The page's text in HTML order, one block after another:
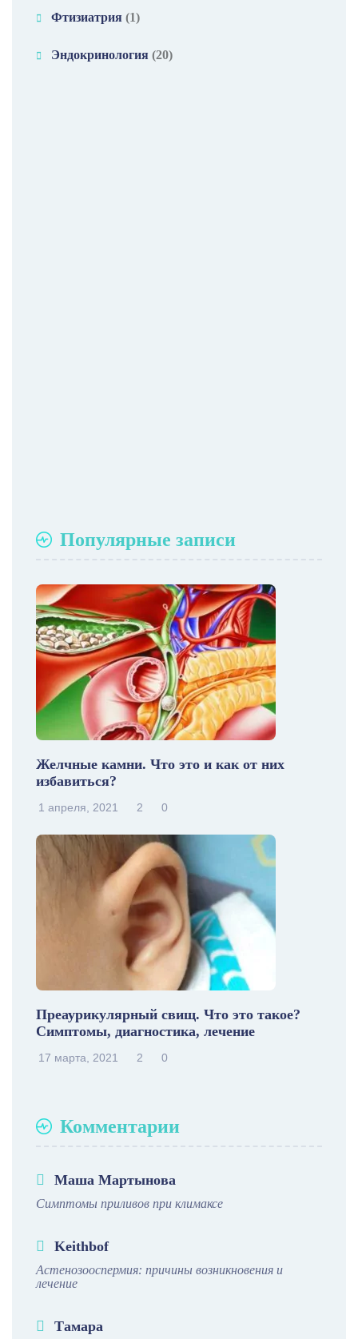
Фтизиатрия (1)
Эндокринология (20)
Популярные записи
Желчные камни. Что это и как от них
избавиться?
1 апреля, 2021 2 0
Преаурикулярный свищ. Что это такое?
Симптомы, диагностика, лечение
17 марта, 2021 2 0
Комментарии
Маша Мартынова
Симптомы приливов при климаксе
Keithbof
Астенозооспермия: причины возникновения и
лечение
Тамара